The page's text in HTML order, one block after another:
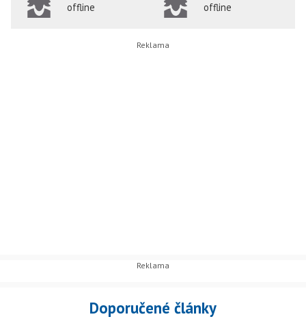
offline offline
Doporučené články